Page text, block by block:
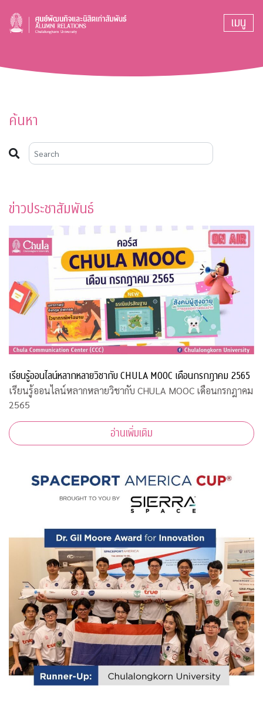
เมนู
ค้นหา
ข่าวประชาสัมพันธ์
เรียนรู้ออนไลน์หลากหลายวิชากับ CHULA MOOC เดือนกรกฎาคม 2565
เรียนรู้ออนไลน์หลากหลายวิชากับ CHULA MOOC เดือนกรกฎาคม
2565
อ่านเพิ่มเติม